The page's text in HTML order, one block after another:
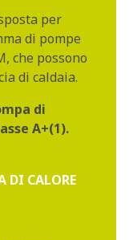
per
di pompe
che possono
di caldaia.
di
A+(1).
DI CALORE